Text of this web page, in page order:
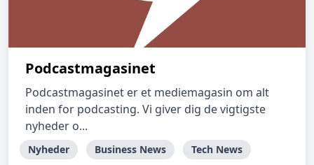
Podcastmagasinet
Podcastmagasinet er et mediemagasin om alt
inden for podcasting. Vi giver dig de vigtigste
nyheder o...
Nyheder Business News Tech News